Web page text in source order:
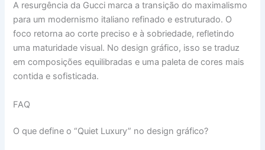
A resurgência da Gucci marca a transição do maximalismo
para um modernismo italiano refinado e estruturado. O
foco retorna ao corte preciso e à sobriedade, refletindo
uma maturidade visual. No design gráfico, isso se traduz
em composições equilibradas e uma paleta de cores mais
contida e sofisticada.
FAQ
O que define o “Quiet Luxury” no design gráfico?